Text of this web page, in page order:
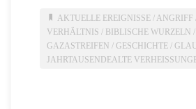
AKTUELLE EREIGNISSE/ ANGRIFF
VERHÄLTNIS / BIBLISCHE WURZELN
GAZASTREIFEN /GESCHICHTE /
JAHRTAUSENDEALTE